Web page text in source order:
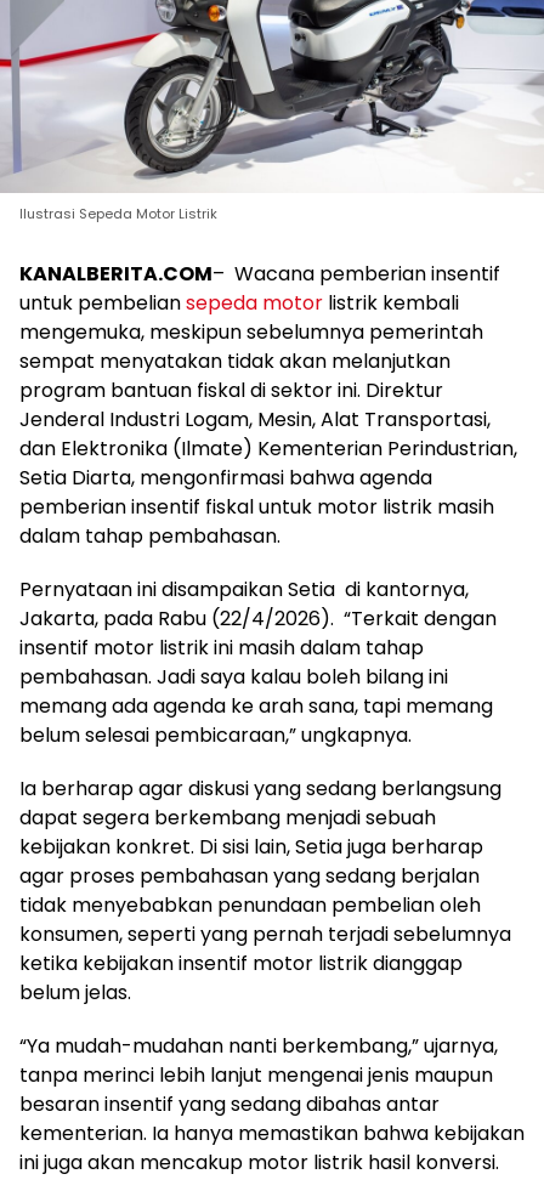
IIustrasi Sepeda Motor Listrik
KANALBERITA.COM– Wacana pemberian insentif
untuk pembeliansepeda motor listrik kembali
mengemuka, meskipun sebelumnya pemerintah
sempat menyatakan tidak akan melanjutkan
program bantuan fiskal di sektor ini. Direktur
Jenderal Industri Logam, Mesin, Alat Transportasi,
dan Elektronika (Ilmate) Kementerian Perindustrian,
Setia Diarta, mengonfirmasi bahwa agenda
pemberian insentif fiskal untuk motor listrik masih
dalam tahap pembahasan.
Pernyataan ini disampaikan Setia di kantornya,
Jakarta, pada Rabu (22/4/2026). “Terkait dengan
insentif motor listrik ini masih dalam tahap
pembahasan. Jadi saya kalau boleh bilang ini
memang ada agenda ke arah sana, tapi memang
belum selesai pembicaraan,” ungkapnya.
Ia berharap agar diskusi yang sedang berlangsung
dapat segera berkembang menjadi sebuah
kebijakan konkret. Di sisi lain, Setia juga berharap
agar proses pembahasan yang sedang berjalan
tidak menyebabkan penundaan pembelian oleh
konsumen, seperti yang pernah terjadi sebelumnya
ketika kebijakan insentif motor listrik dianggap
belum jelas.
“Ya mudah-mudahan nanti berkembang,” ujarnya,
tanpa merinci lebih lanjut mengenai jenis maupun
besaran insentif yang sedang dibahas antar
kementerian. Ia hanya memastikan bahwa kebijakan
ini juga akan mencakup motor listrik hasil konversi.